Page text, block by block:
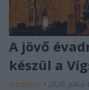
A jövő
készül a
mtothorsi • 2020. július